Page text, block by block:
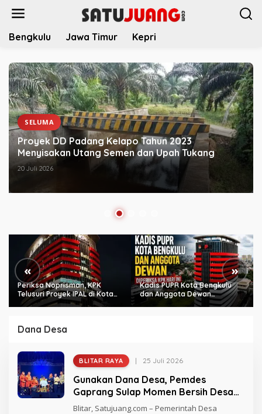
Bengkulu Jawa Timur Kepri
SELUMA
Proyek DD Padang Kelapo Tahun 2023
Menyisakan Utang Semen dan Upah Tukang
20 Juli 2026
« »
Periksa Noprisman, KPK
Telusuri Proyek IPAL di Kota
Bengkulu
Kadis PUPR Kota Bengkulu
dan Anggota Dewan
Diperiksa KPK Hari Ini
Dana Desa
Gunakan Dana Desa, Pemdes
Gaprang Sulap Momen Bersih Desa
Jadi Benteng Antinarkoba
BLITAR RAYA | 25 Juli 2026
O
E
H
H
E
Blitar, Satujuang.com – Pemerintah Desa